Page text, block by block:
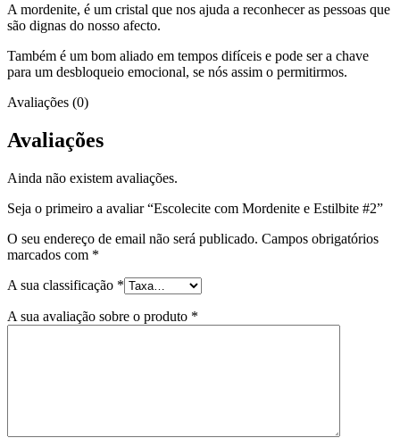
A mordenite, é um cristal que nos ajuda a reconhecer as pessoas que
são dignas do nosso afecto.
Também é um bom aliado em tempos difíceis e pode ser a chave
para um desbloqueio emocional, se nós assim o permitirmos.
Avaliações (0)
Avaliações
Ainda não existem avaliações.
Seja o primeiro a avaliar “Escolecite com Mordenite e Estilbite #2”
O seu endereço de email não será publicado. Campos obrigatórios
marcados com *
A sua classificação *
A sua avaliação sobre o produto *